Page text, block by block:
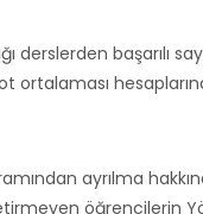
derslerden başarılı
ortalaması
ayrılma
öğrencilerin